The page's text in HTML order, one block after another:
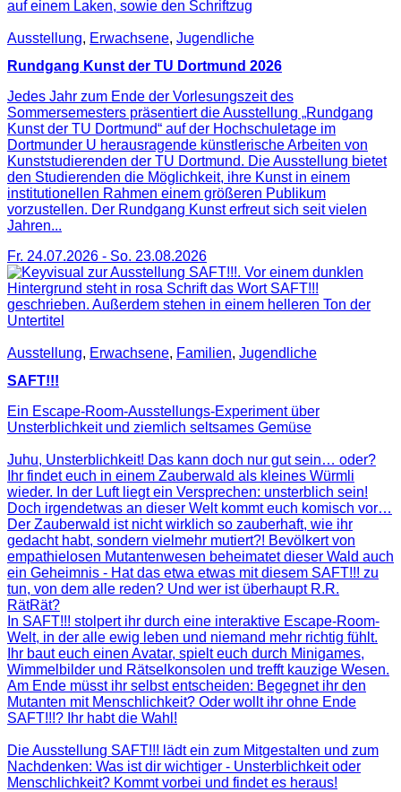
Ausstellung, Erwachsene, Jugendliche
Rundgang Kunst der TU Dortmund 2026
Jedes Jahr zum Ende der Vorlesungszeit des
Sommersemesters präsentiert die Ausstellung „Rundgang
Kunst der TU Dortmund“ auf der Hochschuletage im
Dortmunder U herausragende künstlerische Arbeiten von
Kunststudierenden der TU Dortmund. Die Ausstellung bietet
den Studierenden die Möglichkeit, ihre Kunst in einem
institutionellen Rahmen einem größeren Publikum
vorzustellen. Der Rundgang Kunst erfreut sich seit vielen
Jahren...
Fr. 24.07.2026 - So. 23.08.2026
Ausstellung, Erwachsene, Familien, Jugendliche
SAFT!!!
Ein Escape-Room-Ausstellungs-Experiment über
Unsterblichkeit und ziemlich seltsames Gemüse
Juhu, Unsterblichkeit! Das kann doch nur gut sein… oder?
Ihr findet euch in einem Zauberwald als kleines Würmli
wieder. In der Luft liegt ein Versprechen: unsterblich sein!
Doch irgendetwas an dieser Welt kommt euch komisch vor…
Der Zauberwald ist nicht wirklich so zauberhaft, wie ihr
gedacht habt, sondern vielmehr mutiert?! Bevölkert von
empathielosen Mutantenwesen beheimatet dieser Wald auch
ein Geheimnis - Hat das etwa etwas mit diesem SAFT!!! zu
tun, von dem alle reden? Und wer ist überhaupt R.R.
RätRät?
In SAFT!!! stolpert ihr durch eine interaktive Escape-Room-
Welt, in der alle ewig leben und niemand mehr richtig fühlt.
Ihr baut euch einen Avatar, spielt euch durch Minigames,
Wimmelbilder und Rätselkonsolen und trefft kauzige Wesen.
Am Ende müsst ihr selbst entscheiden: Begegnet ihr den
Mutanten mit Menschlichkeit? Oder wollt ihr ohne Ende
SAFT!!!? Ihr habt die Wahl!
Die Ausstellung SAFT!!! lädt ein zum Mitgestalten und zum
Nachdenken: Was ist dir wichtiger - Unsterblichkeit oder
Menschlichkeit? Kommt vorbei und findet es heraus!